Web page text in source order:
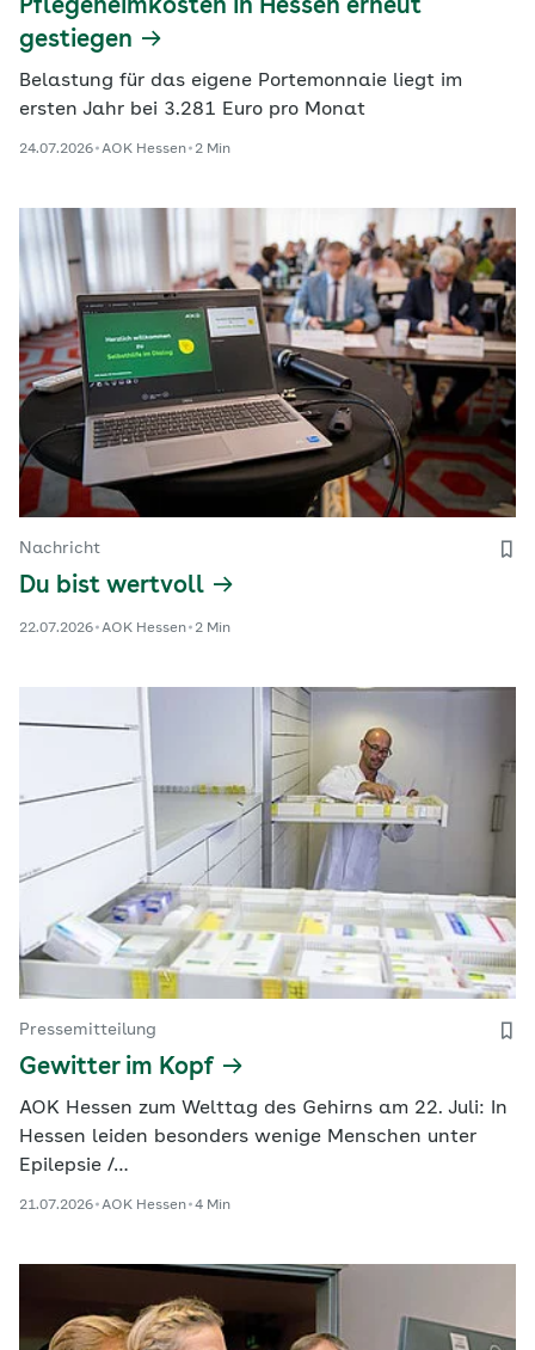
Pflegeheimkosten in Hessen erneut
gestiegen
Belastung für das eigene Portemonnaie liegt im
ersten Jahr bei 3.281 Euro pro Monat
24.07.2026 AOK Hessen 2 Min
Nachricht
Du bist wertvoll
22.07.2026 AOK Hessen 2 Min
Pressemitteilung
Gewitter im Kopf
AOK Hessen zum Welttag des Gehirns am 22. Juli: In
Hessen leiden besonders wenige Menschen unter
Epilepsie /…
21.07.2026 AOK Hessen 4 Min